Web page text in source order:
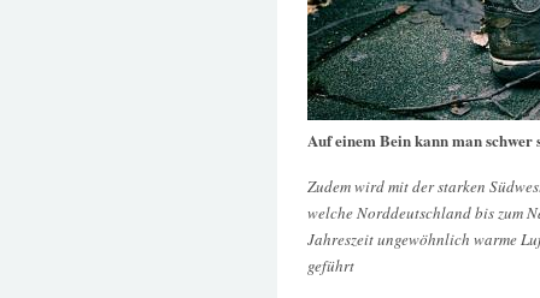
Auf einem Bein kann man schwer
Zudem wird mit der starken
welche Norddeutschland bis zum
Jahreszeit ungewöhnlich warme
geführt